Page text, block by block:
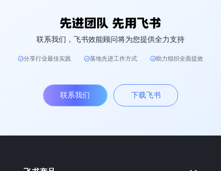
联系我们，飞书效能顾问将为您提供全力支持
分享行业最佳实践 落地先进工作方式 助力组织全面提效
联系我们 下载飞书